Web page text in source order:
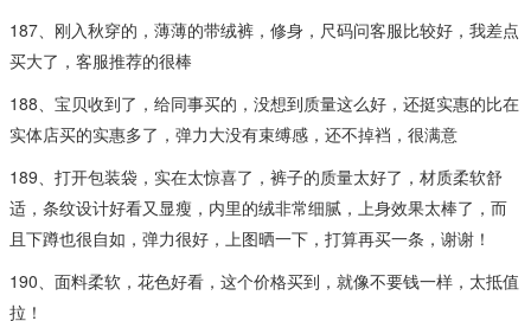
187、刚入秋穿的，薄薄的带绒裤，修身，尺码问客服比较好，我差点
买大了，客服推荐的很棒
188、宝贝收到了，给同事买的，没想到质量这么好，还挺实惠的比在
实体店买的实惠多了，弹力大没有束缚感，还不掉裆，很满意
189、打开包装袋，实在太惊喜了，裤子的质量太好了，材质柔软舒
适，条纹设计好看又显瘦，内里的绒非常细腻，上身效果太棒了，而
且下蹲也很自如，弹力很好，上图晒一下，打算再买一条，谢谢！
190、面料柔软，花色好看，这个价格买到，就像不要钱一样，太抵值
拉！